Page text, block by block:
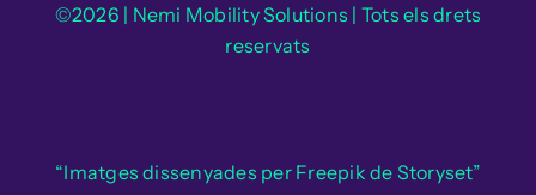
©2026 | Nemi Mobility Solutions | Tots els drets
reservats
“Imatges dissenyades per Freepik de Storyset”